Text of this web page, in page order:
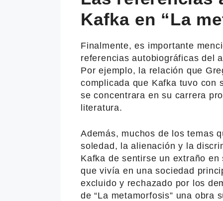
Kafka en “La
Finalmente, es importante
referencias autobiográficas del
Por ejemplo, la relación que
complicada que Kafka tuvo con
se concentrara en su carrera
literatura.
Además, muchos de los temas
soledad, la alienación y la
Kafka de sentirse un extraño
que vivía en una sociedad
excluido y rechazado por los
de “La metamorfosis” una obra